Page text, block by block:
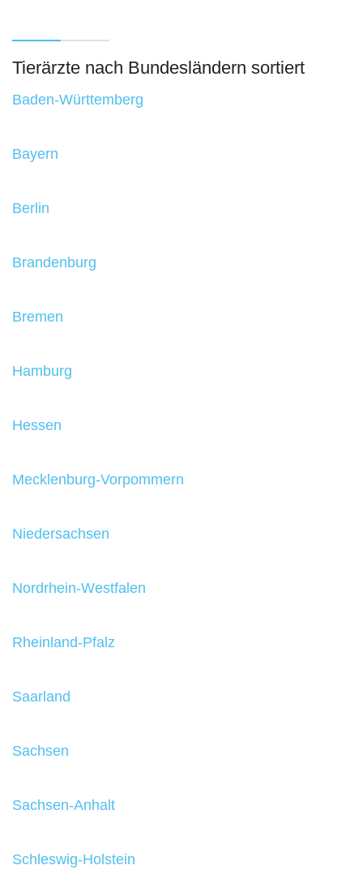
Tierärzte nach Bundesländern sortiert
Baden-Württemberg
Bayern
Berlin
Brandenburg
Bremen
Hamburg
Hessen
Mecklenburg-Vorpommern
Niedersachsen
Nordrhein-Westfalen
Rheinland-Pfalz
Saarland
Sachsen
Sachsen-Anhalt
Schleswig-Holstein